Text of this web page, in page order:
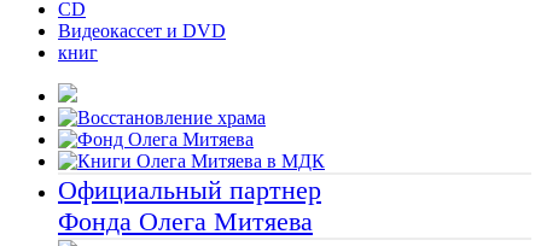
CD
Видеокассет и DVD
книг
Официальный партнер
Фонда Олега Митяева